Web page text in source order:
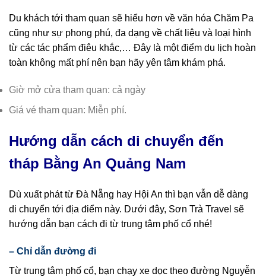
Du khách tới tham quan sẽ hiểu hơn về văn hóa Chăm Pa
cũng như sự phong phú, đa dạng về chất liệu và loại hình
từ các tác phẩm điêu khắc,… Đây là một điểm du lịch hoàn
toàn không mất phí nên bạn hãy yên tâm khám phá.
Giờ mở cửa tham quan: cả ngày
Giá vé tham quan: Miễn phí.
Hướng dẫn cách di chuyển đến
tháp Bằng An Quảng Nam
Dù xuất phát từ Đà Nẵng hay Hội An thì bạn vẫn dễ dàng
di chuyển tới địa điểm này. Dưới đây, Sơn Trà Travel sẽ
hướng dẫn bạn cách đi từ trung tâm phố cổ nhé!
– Chỉ dẫn đường đi
Từ trung tâm phố cổ, bạn chạy xe dọc theo đường Nguyễn